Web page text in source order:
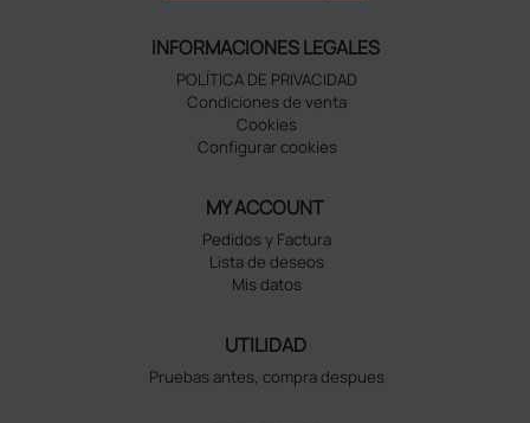
INFORMACIONES LEGALES
POLÍTICA DE PRIVACIDAD
Condiciones de venta
Cookies
Configurar cookies
MY ACCOUNT
Pedidos y Factura
Lista de deseos
Mis datos
UTILIDAD
Pruebas antes, compra despues